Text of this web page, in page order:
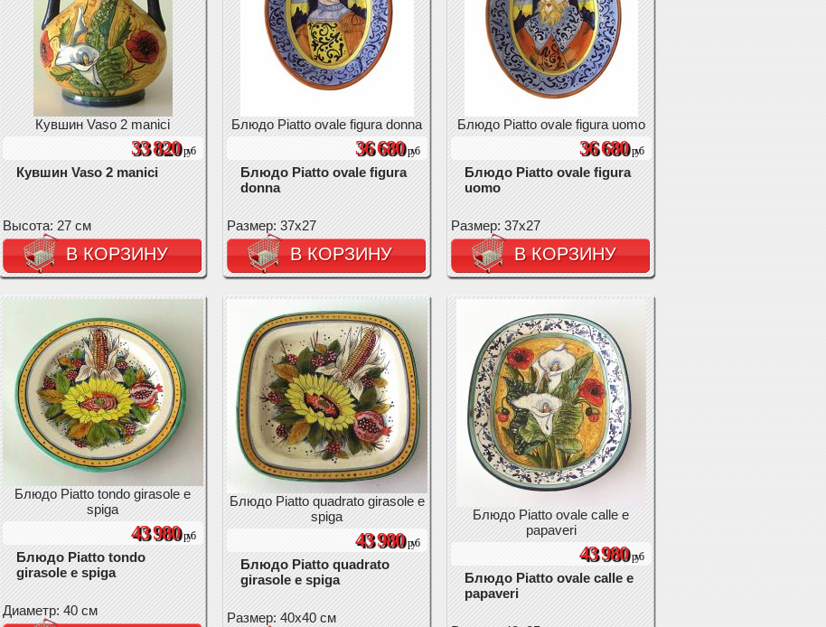
Кувшин Vaso 2 manici
33 820руб
Кувшин Vaso 2 manici
Высота: 27 см
В КОРЗИНУ
Блюдо Piatto ovale figura donna
36 680руб
Блюдо Piatto ovale figura
donna
Размер: 37х27
В КОРЗИНУ
Блюдо Piatto ovale figura uomo
36 680руб
Блюдо Piatto ovale figura
uomo
Размер: 37х27
В КОРЗИНУ
Блюдо Piatto tondo girasole e
spiga
43 980руб
Блюдо Piatto tondo
girasole e spiga
Диаметр: 40 см
Блюдо Piatto quadrato girasole e
spiga
43 980руб
Блюдо Piatto quadrato
girasole e spiga
Размер: 40х40 см
Блюдо Piatto ovale calle e
papaveri
43 980руб
Блюдо Piatto ovale calle e
papaveri